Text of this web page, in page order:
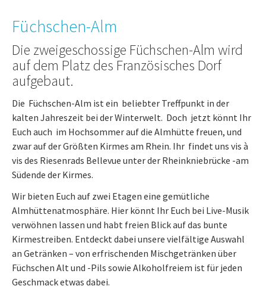
Füchschen-Alm
Die zweigeschossige Füchschen-Alm wird
auf dem Platz des Französisches Dorf
aufgebaut.
Die Füchschen-Alm ist ein beliebter Treffpunkt in der
kalten Jahreszeit bei der Winterwelt. Doch jetzt könnt Ihr
Euch auch im Hochsommer auf die Almhütte freuen, und
zwar auf der Größten Kirmes am Rhein. Ihr findet uns vis à
vis des Riesenrads Bellevue unter der Rheinkniebrücke -am
Südende der Kirmes.
Wir bieten Euch auf zwei Etagen eine gemütliche
Almhüttenatmosphäre. Hier könnt Ihr Euch bei Live-Musik
verwöhnen lassen und habt freien Blick auf das bunte
Kirmestreiben. Entdeckt dabei unsere vielfältige Auswahl
an Getränken – von erfrischenden Mischgetränken über
Füchschen Alt und -Pils sowie Alkoholfreiem ist für jeden
Geschmack etwas dabei.